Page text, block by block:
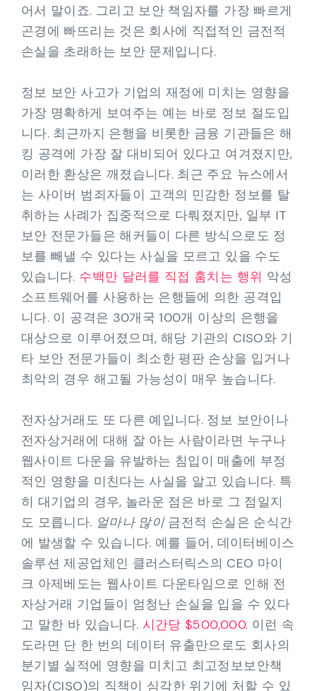
어서 말이죠. 그리고 보안 책임자를 가장 빠르게
곤경에 빠뜨리는 것은 회사에 직접적인 금전적
손실을 초래하는 보안 문제입니다.
정보 보안 사고가 기업의 재정에 미치는 영향을
가장 명확하게 보여주는 예는 바로 정보 절도입
니다. 최근까지 은행을 비롯한 금융 기관들은 해
킹 공격에 가장 잘 대비되어 있다고 여겨졌지만,
이러한 환상은 깨졌습니다. 최근 주요 뉴스에서
는 사이버 범죄자들이 고객의 민감한 정보를 탈
취하는 사례가 집중적으로 다뤄졌지만, 일부 IT
보안 전문가들은 해커들이 다른 방식으로도 정
보를 빼낼 수 있다는 사실을 모르고 있을 수도
있습니다. 수백만 달러를 직접 훔치는 행위 악성
소프트웨어를 사용하는 은행들에 의한 공격입
니다. 이 공격은 30개국 100개 이상의 은행을
대상으로 이루어졌으며, 해당 기관의 CISO와 기
타 보안 전문가들이 최소한 평판 손상을 입거나
최악의 경우 해고될 가능성이 매우 높습니다.
전자상거래도 또 다른 예입니다. 정보 보안이나
전자상거래에 대해 잘 아는 사람이라면 누구나
웹사이트 다운을 유발하는 침입이 매출에 부정
적인 영향을 미친다는 사실을 알고 있습니다. 특
히 대기업의 경우, 놀라운 점은 바로 그 점일지
도 모릅니다. 얼마나 많이 금전적 손실은 순식간
에 발생할 수 있습니다. 예를 들어, 데이터베이스
솔루션 제공업체인 클러스터릭스의 CEO 마이
크 아제베도는 웹사이트 다운타임으로 인해 전
자상거래 기업들이 엄청난 손실을 입을 수 있다
고 말한 바 있습니다. 시간당 $500,000. 이런 속
도라면 단 한 번의 데이터 유출만으로도 회사의
분기별 실적에 영향을 미치고 최고정보보안책
임자(CISO)의 직책이 심각한 위기에 처할 수 있